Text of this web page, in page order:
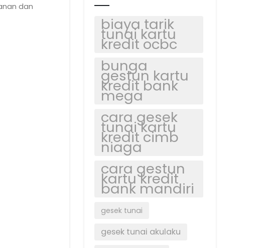
dan
biaya tarik
tunai kartu
kredit ocbc
bunga
gestun kartu
kredit bank
mega
cara gesek
tunai kartu
kredit cimb
niaga
cara gestun
kartu kredit
bank mandiri
gesek tunai
gesek tunai akulaku